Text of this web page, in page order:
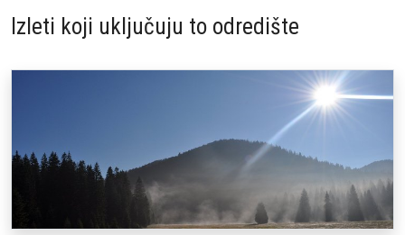
Izleti koji uključuju to odredište